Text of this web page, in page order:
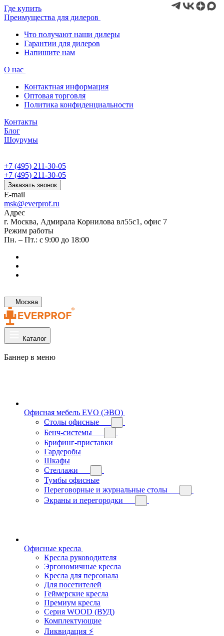
Где купить
Преимущества для дилеров
Что получают наши дилеры
Гарантии для дилеров
Напишите нам
О нас
Контактная информация
Оптовая торговля
Политика конфиденциальности
Контакты
Блог
Шоурумы
+7 (495) 211-30-05
+7 (495) 211-30-05
Заказать звонок
E-mail
msk@everprof.ru
Адрес
г. Москва, Адмирала Корнилова вл55с1, офис 7
Режим работы
Пн. – Пт.: с 9:00 до 18:00
Москва
Каталог
Баннер в меню
Офисная мебель EVO (ЭВО)
Cтолы офисные
Бенч-системы
Брифинг-приставки
Гардеробы
Шкафы
Стеллажи
Тумбы офисные
Переговорные и журнальные столы
Экраны и перегородки
Офисные кресла
Кресла руководителя
Эргономичные кресла
Кресла для персонала
Для посетителей
Геймерские кресла
Премиум кресла
Серия WOOD (ВУД)
Комплектующие
Ликвидация ⚡